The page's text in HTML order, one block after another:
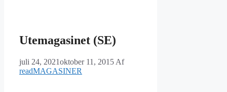
Utemagasinet (SE)
juli 24, 2021oktober 11, 2015 Af
readMAGASINER